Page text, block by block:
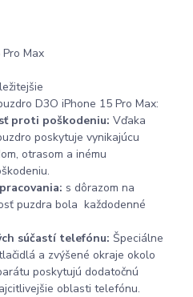
Max
D3O iPhone 15 Pro Max:
proti poškodeniu: Vďaka
poskytuje vynikajúcu
otrasom a inému
s dôrazom na
puzdra bola každodenné
súčastí telefónu: Špeciálne
a zvýšené okraje okolo
poskytujú dodatočnú
oblasti telefónu.